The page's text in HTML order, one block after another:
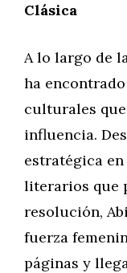
Clásica
A lo largo de
ha
culturales
influencia.
estratégica
literarios que
resolución,
fuerza
páginas y